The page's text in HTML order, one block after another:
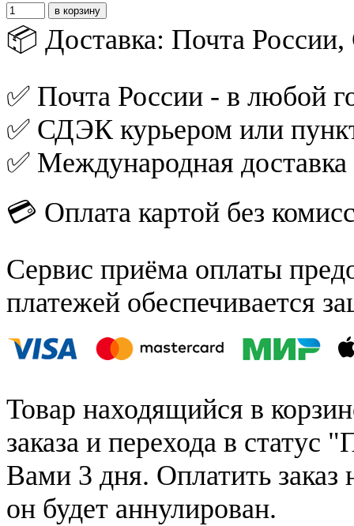
📦 Доставка: Почта
✅ Почта России - в любой
✅ СДЭК курьером или
✅ Международная
💳 Оплата картой без
Сервис приёма оплаты
платежей обеспечивается
Товар находящийся в
заказа и перехода в статус
Вами 3 дня. Оплатить заказ
он будет аннулирован.